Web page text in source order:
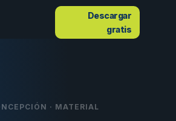
Descargar
gratis
· MATERIAL